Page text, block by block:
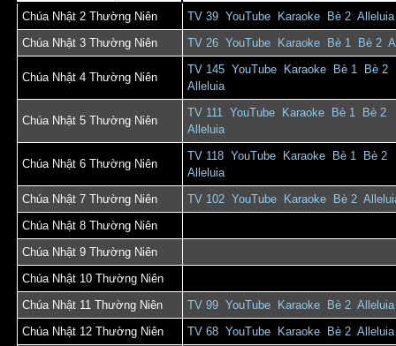
Chúa Nhật 2 Thường Niên
TV 39 YouTube Karaoke Bè 2 Alleluia
Chúa Nhật 3 Thường Niên
TV 26 YouTube Karaoke Bè 1 Bè 2
Chúa Nhật 4 Thường Niên
TV 145 YouTube Karaoke Bè 1
Bè 2
Alleluia
Chúa Nhật 5 Thường Niên
TV 111 YouTube Karaoke Bè 1
Bè 2
Alleluia
Chúa Nhật 6 Thường Niên
TV 118 YouTube Karaoke Bè 1
Bè 2
Alleluia
Chúa Nhật 7 Thường Niên
TV 102 YouTube Karaoke Bè 2
Chúa Nhật 8 Thường Niên
Chúa Nhật 9 Thường Niên
Chúa Nhật 10 Thường Niên
Chúa Nhật 11 Thường Niên
TV 99 YouTube Karaoke Bè 2 Alleluia
Chúa Nhật 12 Thường Niên
TV 68 YouTube Karaoke Bè 2 Alleluia